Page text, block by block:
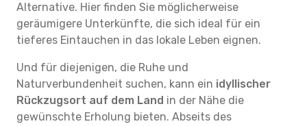
Alternative. Hier finden Sie möglicherweise
geräumigere Unterkünfte, die sich ideal für ein
tieferes Eintauchen in das lokale Leben eignen.
Und für diejenigen, die Ruhe und
Naturverbundenheit suchen, kann ein idyllischer
Rückzugsort auf dem Land in der Nähe die
gewünschte Erholung bieten. Abseits des